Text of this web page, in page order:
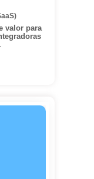
valor para